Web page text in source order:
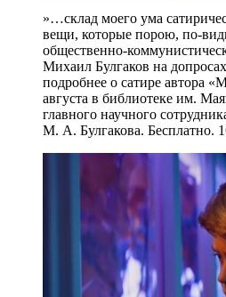
»…склад моего ума
вещи, которые порою, по-
общественно-
Михаил Булгаков на
подробнее о сатире автора
августа в библиотеке им.
главного научного
М. А. Булгакова. Бесплатно.